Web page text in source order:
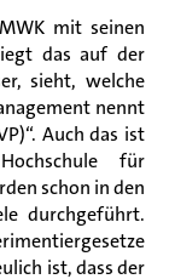
mit seinen
das auf der
sieht, welche
nennt
Auch das ist
für
schon in den
durchgeführt.
ist, dass der